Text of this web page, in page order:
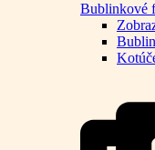
Bublinkové